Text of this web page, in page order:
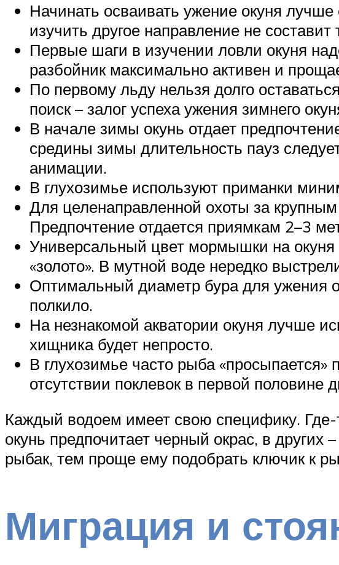
Начинать осваивать ужение окуня
изучить другое направление не составит
Первые шаги в изучении ловли окуня
разбойник максимально активен и
По первому льду нельзя долго
поиск – залог успеха ужения зимнего
В начале зимы окунь отдает
средины зимы длительность пауз
анимации.
В глухозимье используют приманки
Для целенаправленной охоты за
Предпочтение отдается приямкам 2–3
Универсальный цвет мормышки на
«золото». В мутной воде нередко
Оптимальный диаметр бура для ужения
полкило.
На незнакомой акватории окуня лучше
хищника будет непросто.
В глухозимье часто рыба
отсутствии поклевок в первой половине
Каждый водоем имеет свою специфику.
окунь предпочитает черный окрас, в других
рыбак, тем проще ему подобрать ключик к
Миграция и